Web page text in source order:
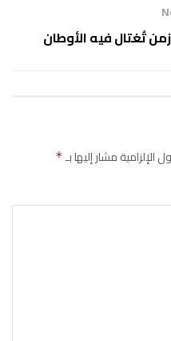
تُغتال فيه الأوطان
الإلزامية مشار إليها بـ*